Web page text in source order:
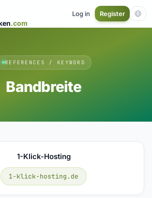
.com
Log in Register
REFERENCES / KEYWORD
Bandbreite
1-Klick-Hosting
1-klick-hosting.de